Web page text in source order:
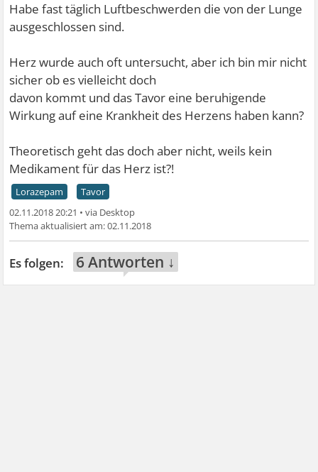
Habe fast täglich Luftbeschwerden die von der Lunge
ausgeschlossen sind.
Herz wurde auch oft untersucht, aber ich bin mir nicht
sicher ob es vielleicht doch
davon kommt und das Tavor eine beruhigende
Wirkung auf eine Krankheit des Herzens haben kann?
Theoretisch geht das doch aber nicht, weils kein
Medikament für das Herz ist?!
Lorazepam
Tavor
02.11.2018 20:21 •
02.11.2018
6 Antworten ↓